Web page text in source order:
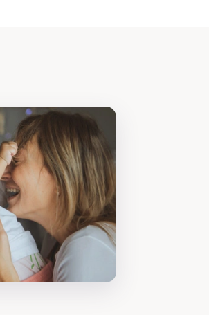
Post